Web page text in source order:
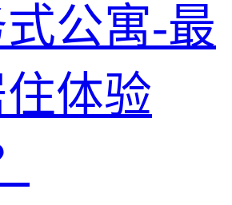
公寓-最
体验